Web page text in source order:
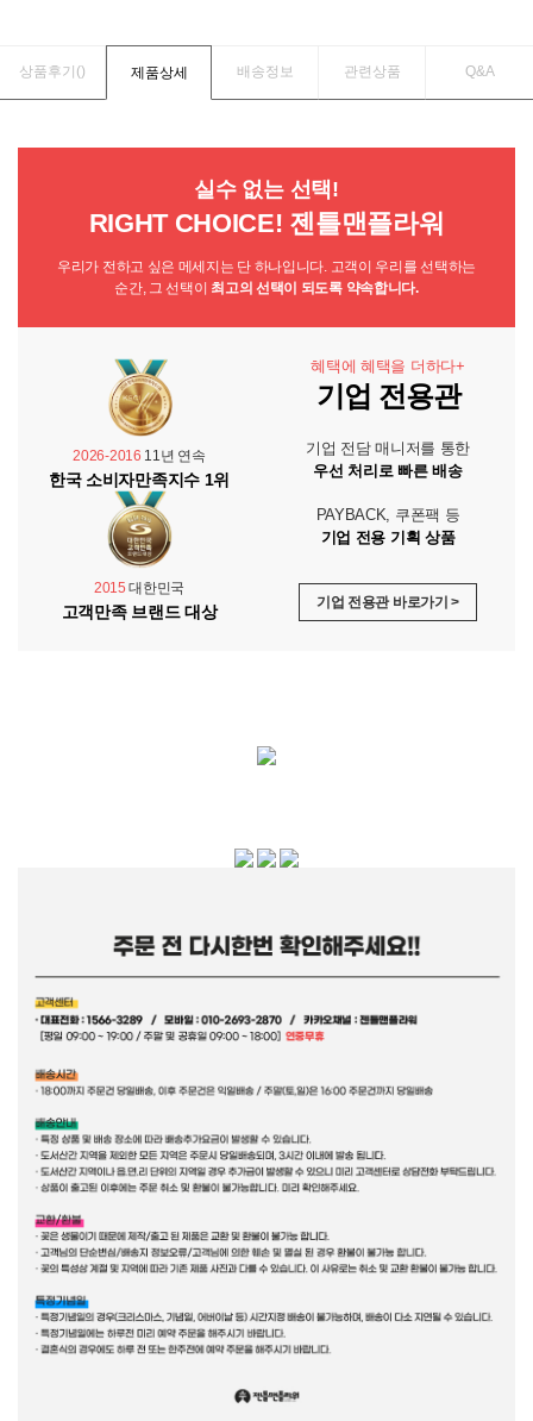
상품후기() 제품상세 배송정보 관련상품 Q&A
실수 없는 선택!
RIGHT CHOICE! 젠틀맨플라워
우리가 전하고 싶은 메세지는 단 하나입니다. 고객이 우리를 선택하는
순간, 그 선택이 최고의 선택이 되도록 약속합니다.
2026-2016 11년 연속
한국 소비자만족지수 1위
2015 대한민국
고객만족 브랜드 대상
혜택에 혜택을 더하다+
기업 전용관
기업 전담 매니저를 통한
우선 처리로 빠른 배송
PAYBACK, 쿠폰팩 등
기업 전용 기획 상품
기업 전용관 바로가기 >